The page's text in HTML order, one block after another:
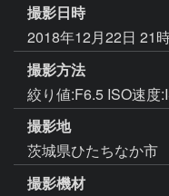
撮影日時
2018年12月22日 21
撮影方法
絞り値:F6.5 ISO速度
撮影地
茨城県ひたちなか市
撮影機材